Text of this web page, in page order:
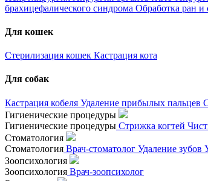
брахицефалического синдрома Обработка ран и
Для кошек
Стерилизация кошек Кастрация кота
Для собак
Кастрация кобеля Удаление прибылых пальцев
Гигиенические процедуры
Гигиенические процедуры Стрижка когтей
Стоматология
Стоматология Врач-стоматолог Удаление зубов
Зоопсихология
Зоопсихология Врач-зоопсихолог